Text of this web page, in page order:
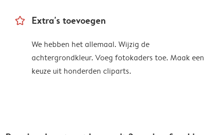
star_outline Extra's toevoegen
We hebben het allemaal. Wijzig de
achtergrondkleur. Voeg fotokaders toe. Maak een
keuze uit honderden cliparts.